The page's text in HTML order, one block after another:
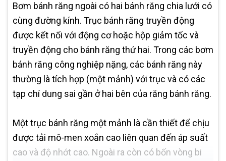
Bơm bánh răng ngoài có hai bánh răng chia lưới có
cùng đường kính. Trục bánh răng truyền động
được kết nối với động cơ hoặc hộp giảm tốc và
truyền động cho bánh răng thứ hai. Trong các bơm
bánh răng công nghiệp nặng, các bánh răng này
thường là tích hợp (một mảnh) với trục và có các
tạp chí dung sai gần ở hai bên của răng bánh răng.
Một trục bánh răng một mảnh là cần thiết để chịu
được tải mô-men xoắn cao liên quan đến áp suất
cao và độ nhớt cao. Ngoài ra còn có bốn vòng bi